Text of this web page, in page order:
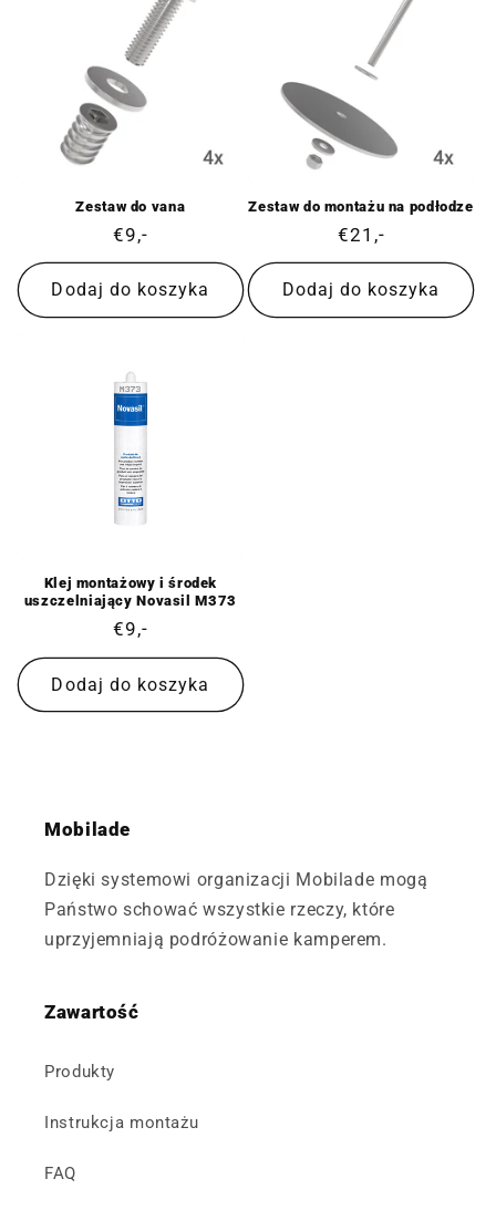
Zestaw do vana
Cena
regularna
€9,-
Dodaj do koszyka
Zestaw do montażu na podłodze
Cena
regularna
€21,-
Dodaj do koszyka
Klej montażowy i środek
uszczelniający Novasil M373
Cena
regularna
€9,-
Dodaj do koszyka
Mobilade
Dzięki systemowi organizacji Mobilade mogą
Państwo schować wszystkie rzeczy, które
uprzyjemniają podróżowanie kamperem.
Zawartość
Produkty
Instrukcja montażu
FAQ